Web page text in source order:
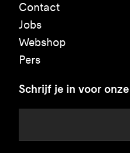
Contact
Jobs
Webshop
Pers
Schrijf je in voor